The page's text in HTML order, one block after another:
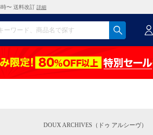
時〜 送料改訂 詳細
DOUX ARCHIVES （ドゥ アルシーヴ）